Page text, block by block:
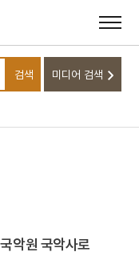
력하세요
검색 미디어 검색
악원 국악사로